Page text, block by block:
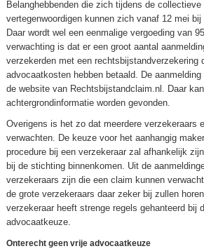
Belanghebbenden die zich tijdens de
vertegenwoordigen kunnen zich vanaf 12 mei
Daar wordt wel een eenmalige vergoeding van
verwachting is dat er een groot aantal
verzekerden met een rechtsbijstandverzekering
advocaatkosten hebben betaald. De
de website van Rechtsbijstandclaim.nl. Daar
achtergrondinformatie worden gevonden.
Overigens is het zo dat meerdere verzekeraars
verwachten. De keuze voor het aanhangig
procedure bij een verzekeraar zal afhankelijk
bij de stichting binnenkomen. Uit de
verzekeraars zijn die een claim kunnen
de grote verzekeraars daar zeker bij zullen
verzekeraar heeft strenge regels gehanteerd bij
advocaatkeuze.
Onterecht geen vrije advocaatkeuze